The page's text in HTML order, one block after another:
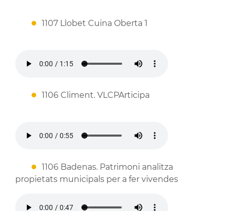
1107 Llobet Cuina Oberta 1
1106 Climent. VLCPArticipa
1106 Badenas. Patrimoni analitza
propietats municipals per a fer vivendes